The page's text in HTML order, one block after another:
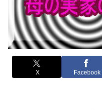
X Facebook